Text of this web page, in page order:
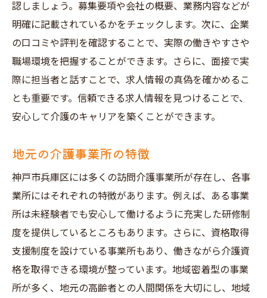
認しましょう。募集要項や会社の概要、業務内容などが
明確に記載されているかをチェックします。次に、企業
の口コミや評判を確認することで、実際の働きやすさや
職場環境を把握することができます。さらに、面接で実
際に担当者と話すことで、求人情報の真偽を確かめるこ
とも重要です。信頼できる求人情報を見つけることで、
安心して介護のキャリアを築くことができます。
地元の介護事業所の特徴
神戸市兵庫区には多くの訪問介護事業所が存在し、各事
業所にはそれぞれの特徴があります。例えば、ある事業
所は未経験者でも安心して働けるように充実した研修制
度を提供しているところもあります。さらに、資格取得
支援制度を設けている事業所もあり、働きながら介護資
格を取得できる環境が整っています。地域密着型の事業
所が多く、地元の高齢者との人間関係を大切にし、地域